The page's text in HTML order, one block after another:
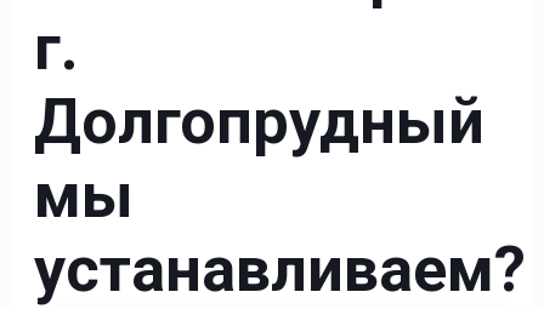
г.
Долгопрудный
мы
устанавливаем?